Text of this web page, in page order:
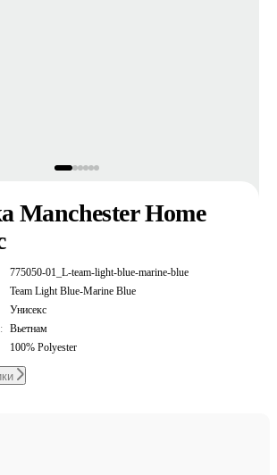
Manchester Home
775050-01_L-team-light-blue-marine-blue
Team Light Blue-Marine Blue
Унисекс
Вьетнам
100% Polyester